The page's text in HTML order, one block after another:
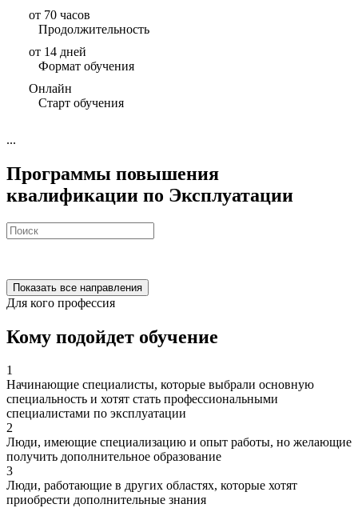
от 70 часов
Продолжительность
от 14 дней
Формат обучения
Онлайн
Старт обучения
...
Программы повышения
квалификации по Эксплуатации
Показать все направления
Для кого профессия
Кому подойдет обучение
1
Начинающие специалисты, которые выбрали основную
специальность и хотят стать профессиональными
специалистами по эксплуатации
2
Люди, имеющие специализацию и опыт работы, но желающие
получить дополнительное образование
3
Люди, работающие в других областях, которые хотят
приобрести дополнительные знания